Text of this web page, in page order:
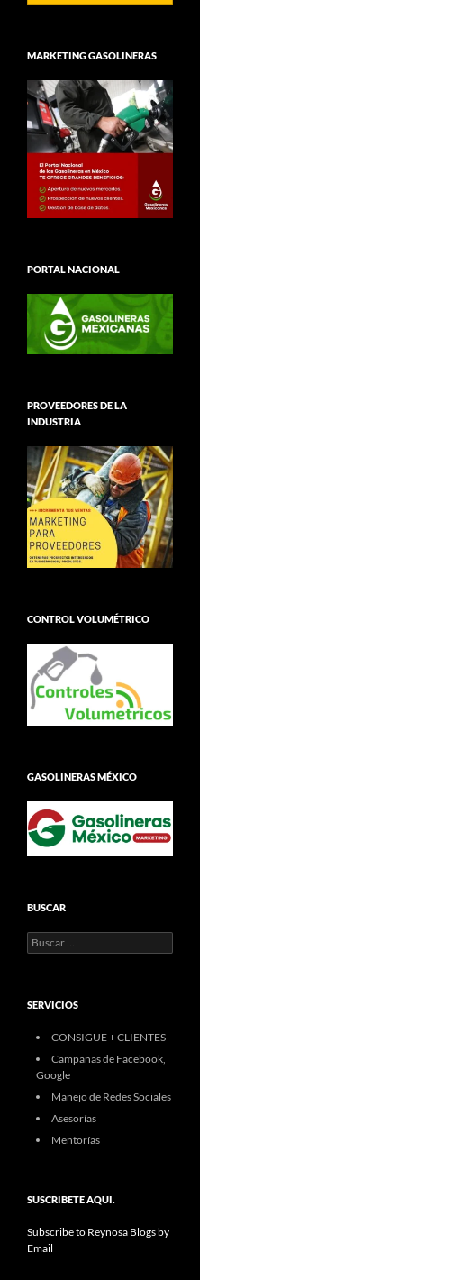
MARKETING GASOLINERAS
PORTAL NACIONAL
PROVEEDORES DE LA
INDUSTRIA
CONTROL VOLUMÉTRICO
GASOLINERAS MÉXICO
BUSCAR
Buscar:
SERVICIOS
CONSIGUE + CLIENTES
Campañas de Facebook,
Google
Manejo de Redes Sociales
Asesorías
Mentorías
SUSCRIBETE AQUI.
Subscribe to Reynosa Blogs by
Email